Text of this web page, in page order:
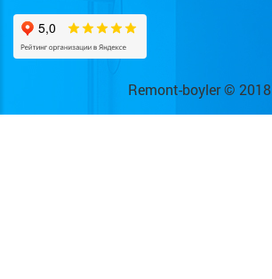
Remont-boyler © 2018